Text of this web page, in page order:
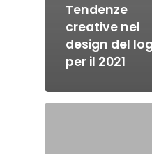
Tendenze
creative nel
design del
per il 2021